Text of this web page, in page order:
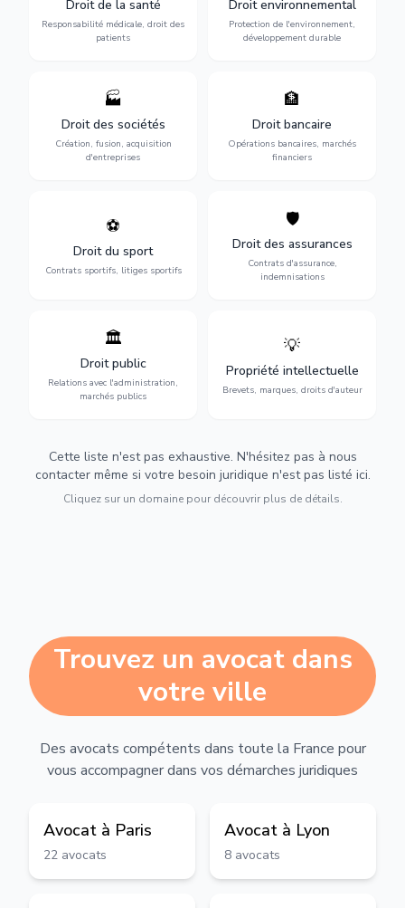
Droit de la santé
Responsabilité médicale, droit des
patients
médicales, responsabilité
des praticiens et
indemnisation.
Droit environnemental
Protection de l'environnement,
développement durable
conformité
environnementale, litiges et
développement durable.
🏭
Droit des sociétés
Création, fusion, acquisition
d'entreprises
Structuration de votre
société : création, fusion-
acquisition, gouvernance et
restructuration.
🏦
Droit bancaire
Opérations bancaires, marchés
financiers
Gestion de vos opérations
financières : contentieux
bancaire, investissements et
régulation.
⚽
Droit du sport
Contrats sportifs, litiges sportifs
Expertise en droit sportif :
transferts, sponsoring et
contentieux.
🛡️
Droit des assurances
Contrats d'assurance,
indemnisations
Défense de vos intérêts :
contrats d'assurance,
sinistres et indemnisations
optimales.
🏛️
Droit public
Relations avec l'administration,
marchés publics
Gestion de vos relations
avec l'administration :
marchés publics,
urbanisme et contentieux.
💡
Propriété intellectuelle
Brevets, marques, droits d'auteur
Protection de vos créations
d'auteur et lutte contre la
contrefaçon.
Cette liste n'est pas exhaustive. N'hésitez pas à nous
contacter même si votre besoin juridique n'est pas listé ici.
Cliquez sur un domaine pour découvrir plus de détails.
Trouvez un avocat dans
votre ville
Des avocats compétents dans toute la France pour
vous accompagner dans vos démarches juridiques
Avocat à Paris
22 avocats
Avocat à Lyon
8 avocats